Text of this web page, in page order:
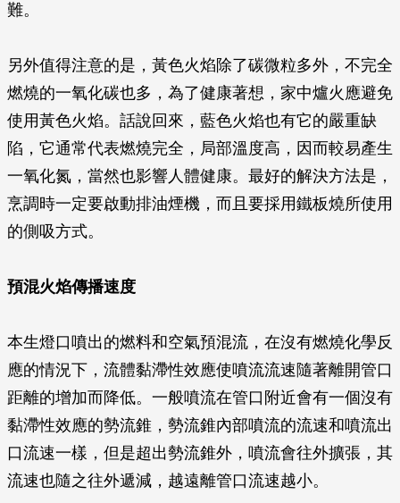
難。
另外值得注意的是，黃色火焰除了碳微粒多外，不完全
燃燒的一氧化碳也多，為了健康著想，家中爐火應避免
使用黃色火焰。話說回來，藍色火焰也有它的嚴重缺
陷，它通常代表燃燒完全，局部溫度高，因而較易產生
一氧化氮，當然也影響人體健康。最好的解決方法是，
烹調時一定要啟動排油煙機，而且要採用鐵板燒所使用
的側吸方式。
預混火焰傳播速度
本生燈口噴出的燃料和空氣預混流，在沒有燃燒化學反
應的情況下，流體黏滯性效應使噴流流速隨著離開管口
距離的增加而降低。一般噴流在管口附近會有一個沒有
黏滯性效應的勢流錐，勢流錐內部噴流的流速和噴流出
口流速一樣，但是超出勢流錐外，噴流會往外擴張，其
流速也隨之往外遞減，越遠離管口流速越小。